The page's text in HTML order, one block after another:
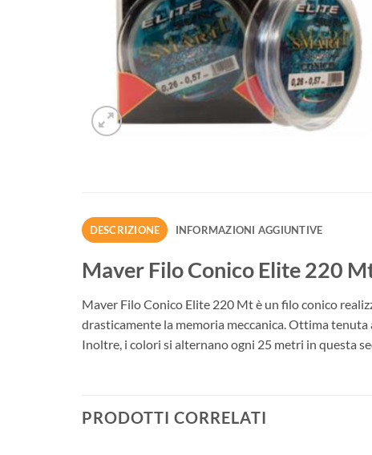
DESCRIZIONE INFORMAZIONI AGGIUNTIVE
Maver Filo Conico Elite 220
Maver Filo Conico Elite 220 Mt è un filo conico
drasticamente la memoria meccanica. Ottima
Inoltre, i colori si alternano ogni 25 metri in questa
PRODOTTI CORRELATI